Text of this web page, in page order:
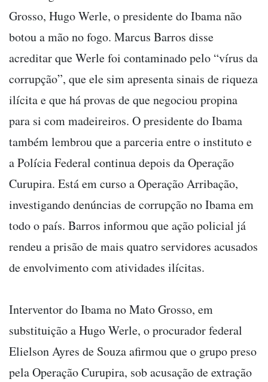
Grosso, Hugo Werle, o presidente do Ibama não
botou a mão no fogo. Marcus Barros disse
acreditar que Werle foi contaminado pelo “vírus da
corrupção”, que ele sim apresenta sinais de riqueza
ilícita e que há provas de que negociou propina
para si com madeireiros. O presidente do Ibama
também lembrou que a parceria entre o instituto e
a Polícia Federal continua depois da Operação
Curupira. Está em curso a Operação Arribação,
investigando denúncias de corrupção no Ibama em
todo o país. Barros informou que ação policial já
rendeu a prisão de mais quatro servidores acusados
de envolvimento com atividades ilícitas.
Interventor do Ibama no Mato Grosso, em
substituição a Hugo Werle, o procurador federal
Elielson Ayres de Souza afirmou que o grupo preso
pela Operação Curupira, sob acusação de extração